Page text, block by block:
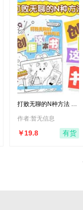
打败无聊的N种方法 创
作者:暂无信息
￥19.8 有货